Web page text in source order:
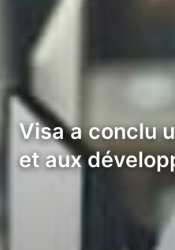
Visa a conclu
et aux